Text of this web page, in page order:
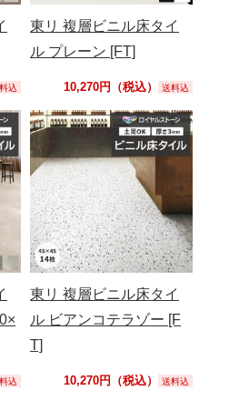
込
東リ 複層ビニル床タイ
ル プレーン [FT]
10,270円（税込） 送料込
込
東リ 複層ビニル床タイ
ル ビアンコテラゾー [F
T]
10,270円（税込） 送料込